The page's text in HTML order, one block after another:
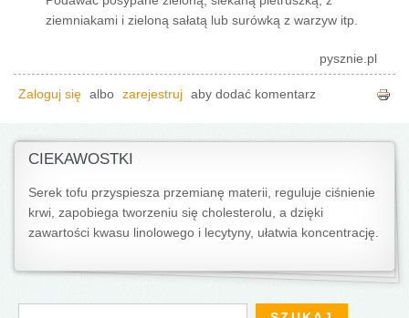
ziemniakami i zieloną sałatą lub surówką z warzyw itp.
pysznie.pl
Zaloguj się albo zarejestruj aby dodać komentarz
CIEKAWOSTKI
Serek tofu przyspiesza przemianę materii, reguluje ciśnienie
krwi, zapobiega tworzeniu się cholesterolu, a dzięki
zawartości kwasu linolowego i lecytyny, ułatwia koncentrację.
Formularz wyszukiwania
Szukaj